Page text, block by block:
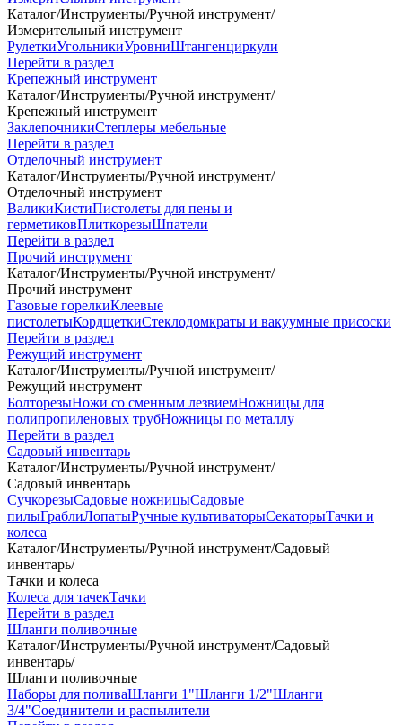
Каталог/Инструменты/Ручной инструмент/
Измерительный инструмент
РулеткиУгольникиУровниШтангенциркули
Перейти в раздел
Крепежный инструмент
Каталог/Инструменты/Ручной инструмент/
Крепежный инструмент
ЗаклепочникиСтеплеры мебельные
Перейти в раздел
Отделочный инструмент
Каталог/Инструменты/Ручной инструмент/
Отделочный инструмент
ВаликиКистиПистолеты для пены и
герметиковПлиткорезыШпатели
Перейти в раздел
Прочий инструмент
Каталог/Инструменты/Ручной инструмент/
Прочий инструмент
Газовые горелкиКлеевые
пистолетыКордщеткиСтеклодомкраты и вакуумные присоски
Перейти в раздел
Режущий инструмент
Каталог/Инструменты/Ручной инструмент/
Режущий инструмент
БолторезыНожи со сменным лезвиемНожницы для
полипропиленовых трубНожницы по металлу
Перейти в раздел
Садовый инвентарь
Каталог/Инструменты/Ручной инструмент/
Садовый инвентарь
СучкорезыСадовые ножницыСадовые
пилыГраблиЛопатыРучные культиваторыСекаторыТачки и
колеса
Каталог/Инструменты/Ручной инструмент/Садовый
инвентарь/
Тачки и колеса
Колеса для тачекТачки
Перейти в раздел
Шланги поливочные
Каталог/Инструменты/Ручной инструмент/Садовый
инвентарь/
Шланги поливочные
Наборы для поливаШланги 1"Шланги 1/2"Шланги
3/4"Соединители и распылители